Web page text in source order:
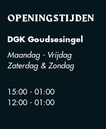
OPENINGSTIJDEN
DGK Goudsesingel
Maandag - Vrijdag
Zaterdag & Zondag
15:00 - 01:00
12:00 - 01:00